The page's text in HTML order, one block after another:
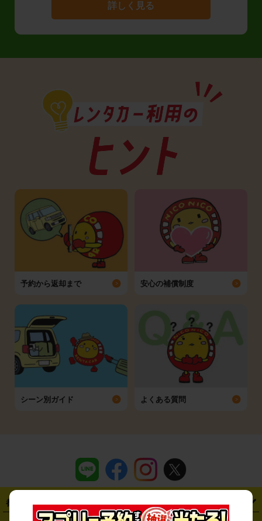
詳しく見る
予約から返却まで 安心の補償制度
シーン別ガイド よくある質問
都道府県から探す